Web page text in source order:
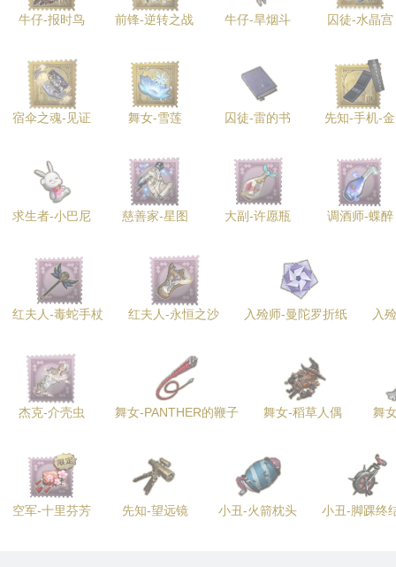
牛仔-报时鸟 前锋-逆转之战 牛仔-旱烟斗 囚徒-水晶宫
宿伞之魂-见证 舞女-雪莲 囚徒-雷的书 先知-手机-金
求生者-小巴尼 慈善家-星图 大副-许愿瓶 调酒师-蝶醉
红夫人-毒蛇手杖 红夫人-永恒之沙 入殓师-曼陀罗折纸 入
杰克-介壳虫 舞女-PANTHER的鞭子 舞女-稻草人偶 舞
空军-十里芬芳 先知-望远镜 小丑-火箭枕头 小丑-脚踝终